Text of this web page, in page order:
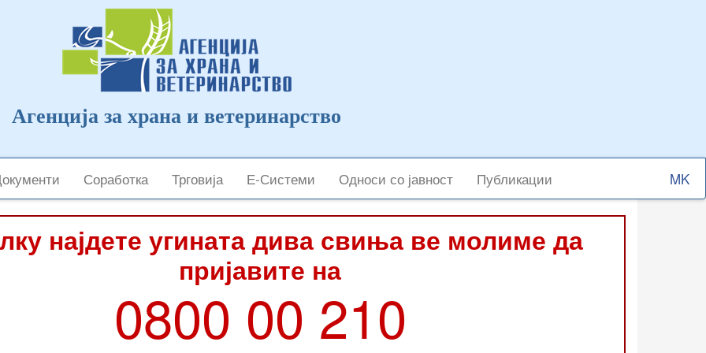
Агенција за храна и ветеринарство
Соработка Трговија Е-Системи Односи со јавност Публикации
Select
your
најдете угината дива свиња ве молиме да
пријавите на
0800 00 210